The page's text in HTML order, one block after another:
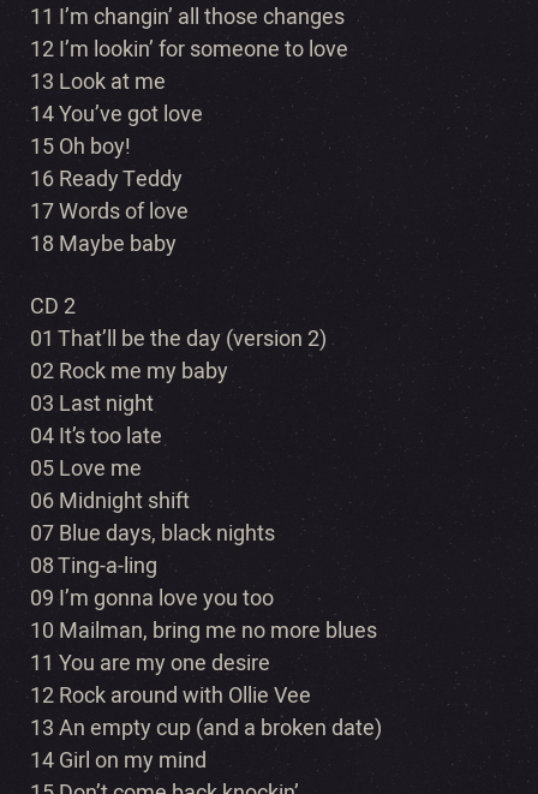
11 I’m changin’ all those changes
12 I’m lookin’ for someone to love
13 Look at me
14 You’ve got love
15 Oh boy!
16 Ready Teddy
17 Words of love
18 Maybe baby
CD 2
01 That’ll be the day (version 2)
02 Rock me my baby
03 Last night
04 It’s too late
05 Love me
06 Midnight shift
07 Blue days, black nights
08 Ting-a-ling
09 I’m gonna love you too
10 Mailman, bring me no more blues
11 You are my one desire
12 Rock around with Ollie Vee
13 An empty cup (and a broken date)
14 Girl on my mind